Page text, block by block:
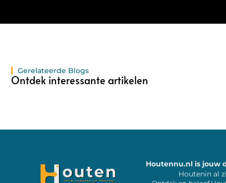
Gerelateerde Blogs
Ontdek interessante artikelen
Houtennu.nl is jouw
Houtenin al